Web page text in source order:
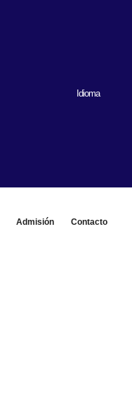
Idioma
Admisión Contacto